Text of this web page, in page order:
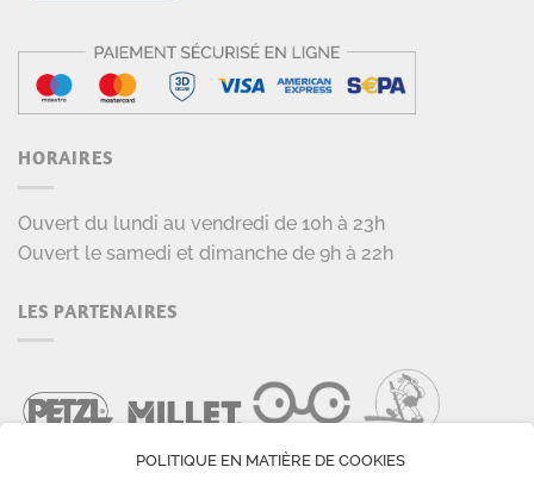
HORAIRES
Ouvert du lundi au vendredi de 10h à 23h
Ouvert le samedi et dimanche de 9h à 22h
LES PARTENAIRES
POLITIQUE EN MATIÈRE DE COOKIES